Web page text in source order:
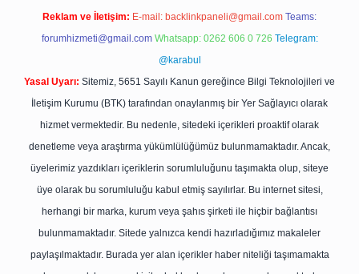
Reklam ve İletişim: E-mail: backlinkpaneli@gmail.com Teams:
forumhizmeti@gmail.com Whatsapp: 0262 606 0 726 Telegram:
@karabul
Yasal Uyarı: Sitemiz, 5651 Sayılı Kanun gereğince Bilgi Teknolojileri ve
İletişim Kurumu (BTK) tarafından onaylanmış bir Yer Sağlayıcı olarak
hizmet vermektedir. Bu nedenle, sitedeki içerikleri proaktif olarak
denetleme veya araştırma yükümlülüğümüz bulunmamaktadır. Ancak,
üyelerimiz yazdıkları içeriklerin sorumluluğunu taşımakta olup, siteye
üye olarak bu sorumluluğu kabul etmiş sayılırlar. Bu internet sitesi,
herhangi bir marka, kurum veya şahıs şirketi ile hiçbir bağlantısı
bulunmamaktadır. Sitede yalnızca kendi hazırladığımız makaleler
paylaşılmaktadır. Burada yer alan içerikler haber niteliği taşımamakta